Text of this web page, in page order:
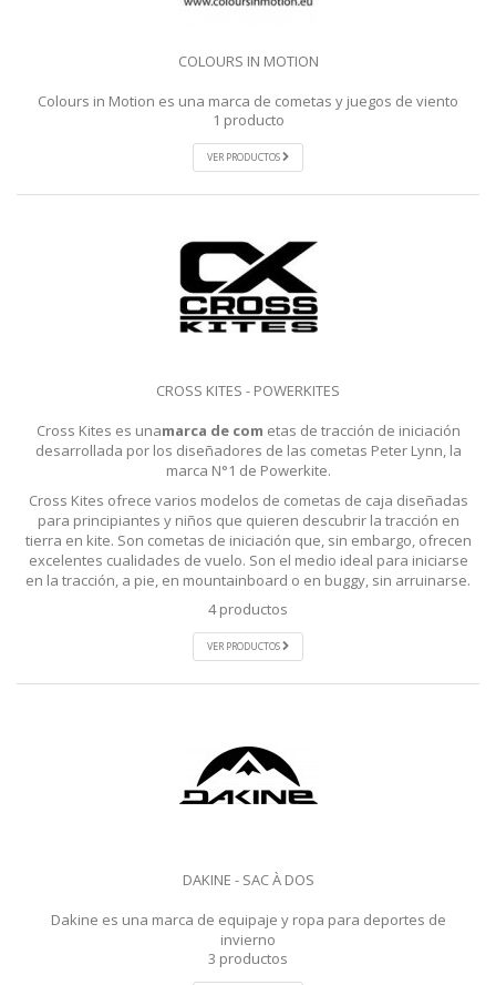
COLOURS IN MOTION
Colours in Motion es una marca de cometas y juegos de viento
1 producto
VER PRODUCTOS
CROSS KITES - POWERKITES
Cross Kites es unamarca de com etas de tracción de iniciación
desarrollada por los diseñadores de las cometas Peter Lynn, la
marca N°1 de Powerkite.
Cross Kites ofrece varios modelos de cometas de caja diseñadas
para principiantes y niños que quieren descubrir la tracción en
tierra en kite. Son cometas de iniciación que, sin embargo, ofrecen
excelentes cualidades de vuelo. Son el medio ideal para iniciarse
en la tracción, a pie, en mountainboard o en buggy, sin arruinarse.
4 productos
VER PRODUCTOS
DAKINE - SAC À DOS
Dakine es una marca de equipaje y ropa para deportes de
invierno
3 productos